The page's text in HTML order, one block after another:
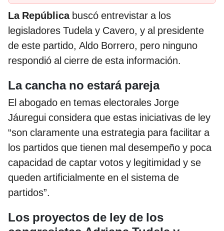
La Repúblicabuscó entrevistar a los
legisladores Tudela y Cavero, y al presidente
de este partido, Aldo Borrero, pero ninguno
respondió al cierre de esta información.
La cancha no estará pareja
El abogado en temas electorales Jorge
Jáuregui considera que estas iniciativas de ley
“son claramente una estrategia para facilitar a
los partidos que tienen mal desempeño y poca
capacidad de captar votos y legitimidad y se
queden artificialmente en el sistema de
partidos”.
Los proyectos de ley de los